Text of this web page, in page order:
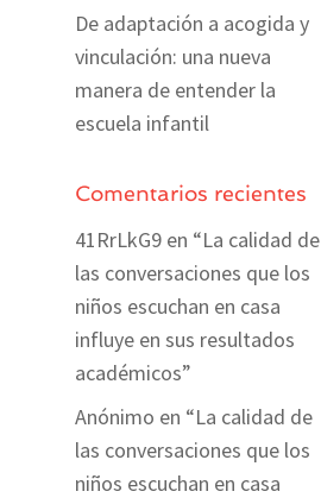
De adaptación a acogida y
vinculación: una nueva
manera de entender la
escuela infantil
Comentarios recientes
41RrLkG9en “La calidad de
las conversaciones que los
niños escuchan en casa
influye en sus resultados
académicos”
Anónimo en “La calidad de
las conversaciones que los
niños escuchan en casa